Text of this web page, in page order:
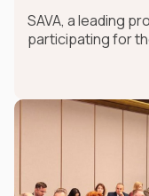
SAVA, a leading
participating for
the MADE IN
Dubai from